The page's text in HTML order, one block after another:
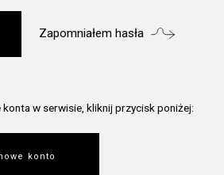
Zapomniałem hasła
w serwisie, kliknij przycisk poniżej:
konto